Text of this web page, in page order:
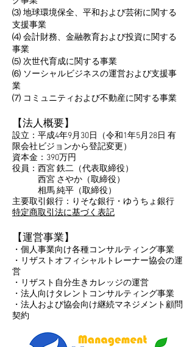
⑶ 地球環境保全、平和および芸術に関する
支援事業
⑷ 会計財務、金融教育および投資に関する
事業
⑸ 次世代育成に関する事業
⑹ ソーシャルビジネスの運営および支援事
業
⑺ コミュニティおよび不動産に関する事業
【法人概要】
設立：平成4年9月30日（令和1年5月28日 有
限会社ビジョンから登記変更）
資本金：390万円
役員：西宮 鉄二（代表取締役）
西宮 さやか（取締役）
相馬 純平（取締役）
​主要取引銀行：りそな銀行・ゆうちょ銀行
特定商取引法に基づく表記
​【運営事業】
・個人事業向け各種コンサルティング事業
・リザストオフィシャルトレーナー協会の運
営
・リザスト自分生きカレッジの運営
・法人向けタレントコンサルティング事業
・法人および協会向け継続マネジメント顧問
契約